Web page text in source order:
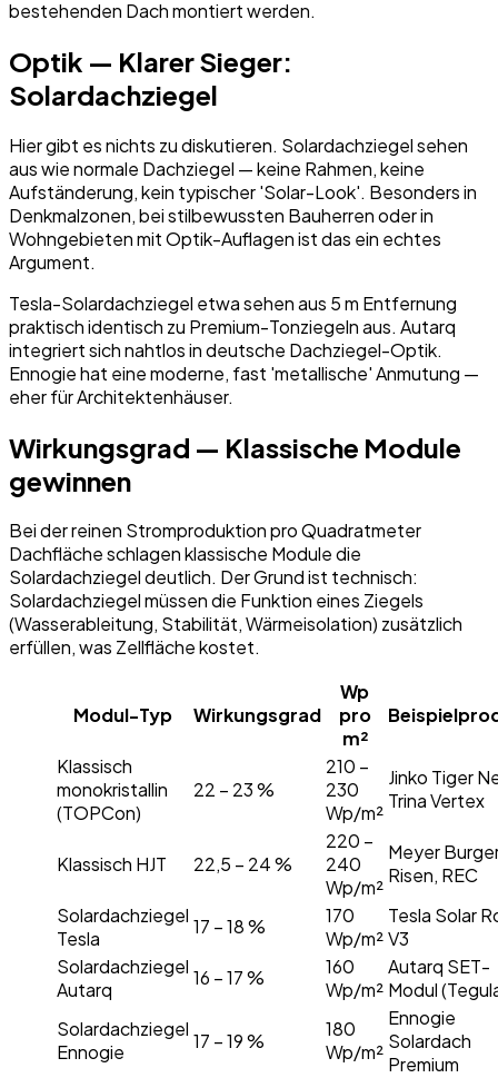
bestehenden Dach montiert werden.
Optik — Klarer Sieger:
Solardachziegel
Hier gibt es nichts zu diskutieren. Solardachziegel sehen
aus wie normale Dachziegel — keine Rahmen, keine
Aufständerung, kein typischer 'Solar-Look'. Besonders in
Denkmalzonen, bei stilbewussten Bauherren oder in
Wohngebieten mit Optik-Auflagen ist das ein echtes
Argument.
Tesla-Solardachziegel etwa sehen aus 5 m Entfernung
praktisch identisch zu Premium-Tonziegeln aus. Autarq
integriert sich nahtlos in deutsche Dachziegel-Optik.
Ennogie hat eine moderne, fast 'metallische' Anmutung —
eher für Architektenhäuser.
Wirkungsgrad — Klassische Module
gewinnen
Bei der reinen Stromproduktion pro Quadratmeter
Dachfläche schlagen klassische Module die
Solardachziegel deutlich. Der Grund ist technisch:
Solardachziegel müssen die Funktion eines Ziegels
(Wasserableitung, Stabilität, Wärmeisolation) zusätzlich
erfüllen, was Zellfläche kostet.
Modul-Typ Wirkungsgrad
Wp
pro
m²
Klassisch
monokristallin
(TOPCon)
22 – 23 %
210 –
230
Wp/m²
Jinko Tiger
Trina Vertex
Klassisch HJT 22,5 – 24 %
220 –
240
Wp/m²
Meyer
Risen, REC
Solardachziegel
Tesla
17 – 18 %
170
Wp/m²
Tesla Solar
V3
Solardachziegel
Autarq
16 – 17 %
160
Wp/m²
Autarq SET-
Modul
Solardachziegel
Ennogie
17 – 19 %
180
Wp/m²
Ennogie
Solardach
Premium